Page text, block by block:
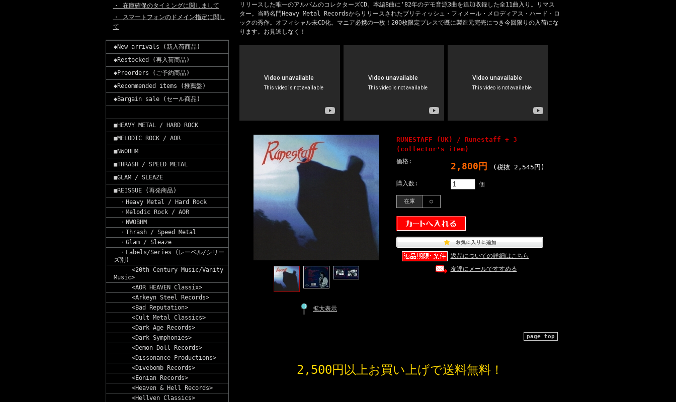
・ 在庫確保のタイミングに関しまして
・ スマートフォンのドメイン指定に関し
て
◆New arrivals (新入荷商品)
◆Restocked (再入荷商品)
◆Preorders (ご予約商品)
◆Recommended items (推薦盤)
◆Bargain sale (セール商品)
■HEAVY METAL / HARD ROCK
■MELODIC ROCK / AOR
■NWOBHM
■THRASH / SPEED METAL
■GLAM / SLEAZE
■REISSUE (再発商品)
・Heavy Metal / Hard Rock
・Melodic Rock / AOR
・NWOBHM
・Thrash / Speed Metal
・Glam / Sleaze
・Labels/Series (レーベル/シリー
ズ別)
<20th Century Music/Vanity
Music>
<AOR HEAVEN Classix>
<Arkeyn Steel Records>
<Bad Reputation>
<Cult Metal Classics>
<Dark Age Records>
<Dark Symphonies>
<Demon Doll Records>
<Dissonance Productions>
<Divebomb Records>
<Eonian Records>
<Heaven & Hell Records>
<Hellven Classics>
リリースした唯一のアルバムのコレクターズCD。本編8曲に'82年のデモ音源3曲を追加収録した全11曲入り。リマス
ター。当時名門Heavy Metal Recordsからリリースされたブリティッシュ・フィメール・メロディアス・ハード・ロ
ックの秀作。オフィシャル未CD化。マニア必携の一枚！200枚限定プレスで既に製造元完売につき今回限りの入荷にな
ります。お見逃しなく！
拡大表示
RUNESTAFF (UK) / Runestaff + 3
(collector's item)
価格: 2,800円 (税抜 2,545円)
購入数: 個
在庫 ○
返品についての詳細はこちら
友達にメールですすめる
page top
2,500円以上お買い上げで送料無料！